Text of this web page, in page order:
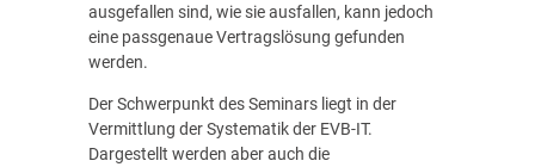
ausgefallen sind, wie sie ausfallen, kann jedoch
eine passgenaue Vertragslösung gefunden
werden.
Der Schwerpunkt des Seminars liegt in der
Vermittlung der Systematik der EVB-IT.
Dargestellt werden aber auch die